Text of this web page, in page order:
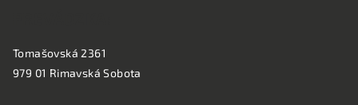
Tomašovská 2361
979 01 Rimavská Sobota